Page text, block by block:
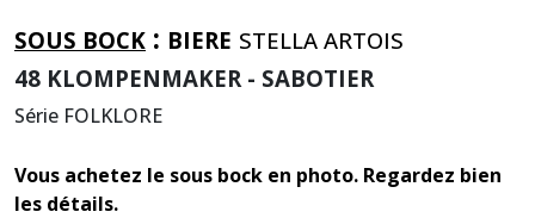
SOUS BOCK : BIERE STELLA ARTOIS
48 KLOMPENMAKER - SABOTIER
Série FOLKLORE
Vous achetez le sous bock en photo. Regardez bien
les détails.